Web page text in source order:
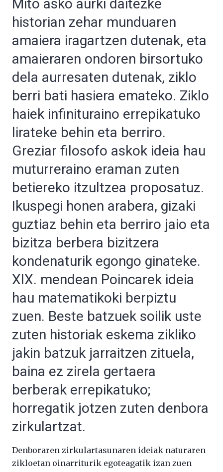
Mito asko aurki daitezke
historian zehar munduaren
amaiera iragartzen dutenak, eta
amaieraren ondoren birsortuko
dela aurresaten dutenak, ziklo
berri bati hasiera emateko. Ziklo
haiek infinituraino errepikatuko
lirateke behin eta berriro.
Greziar filosofo askok ideia hau
muturreraino eraman zuten
betiereko itzultzea proposatuz.
Ikuspegi honen arabera, gizaki
guztiaz behin eta berriro jaio eta
bizitza berbera bizitzera
kondenaturik egongo ginateke.
XIX. mendean Poincarek ideia
hau matematikoki berpiztu
zuen. Beste batzuek soilik uste
zuten historiak eskema zikliko
jakin batzuk jarraitzen zituela,
baina ez zirela gertaera
berberak errepikatuko;
horregatik jotzen zuten denbora
zirkulartzat.
Denboraren zirkulartasunaren ideiak naturaren
zikloetan oinarriturik egoteagatik izan zuen